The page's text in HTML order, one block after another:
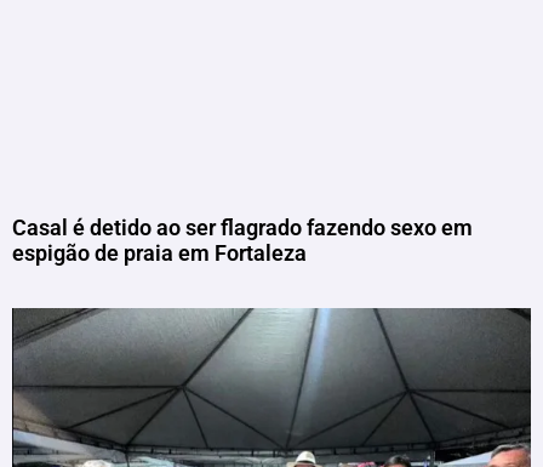
Casal é detido ao ser flagrado fazendo sexo em
espigão de praia em Fortaleza